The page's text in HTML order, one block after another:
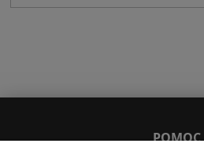
POMOC